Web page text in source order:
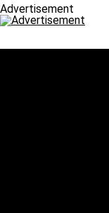
Advertisement